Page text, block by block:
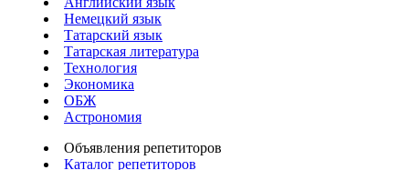
Немецкий язык
Татарский язык
Татарская литература
Технология
Экономика
ОБЖ
Астрономия
Объявления репетиторов
Каталог репетиторов